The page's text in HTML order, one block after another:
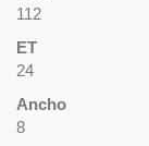
112
ET
24
Ancho
8